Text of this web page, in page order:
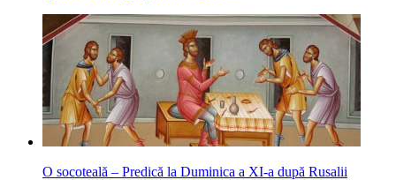
O socoteală – Predică la Duminica a XI-a după Rusalii